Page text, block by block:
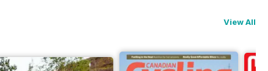
View All